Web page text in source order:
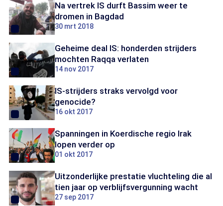
Na vertrek IS durft Bassim weer te
dromen in Bagdad
30 mrt 2018
Geheime deal IS: honderden strijders
mochten Raqqa verlaten
14 nov 2017
IS-strijders straks vervolgd voor
genocide?
16 okt 2017
Spanningen in Koerdische regio Irak
lopen verder op
01 okt 2017
Uitzonderlijke prestatie vluchteling die al
tien jaar op verblijfsvergunning wacht
27 sep 2017